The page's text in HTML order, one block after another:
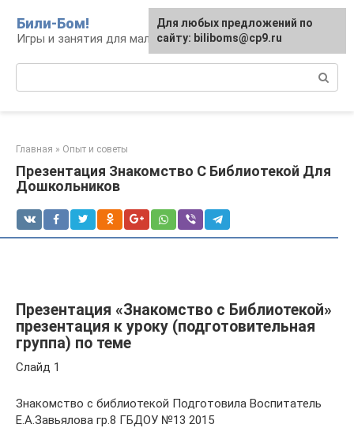
контенту
Били-Бом!
Игры и занятия для малышей и школьников
Главная » Опыт и советы
Презентация Знакомство С Библиотекой Для
Дошкольников
Презентация «Знакомство с Библиотекой»
презентация к уроку (подготовительная
группа) по теме
Слайд 1
Знакомство с библиотекой Подготовила Воспитатель
Е.А.Завьялова гр.8 ГБДОУ №13 2015
Для любых предложений по
сайту: biliboms@cp9.ru